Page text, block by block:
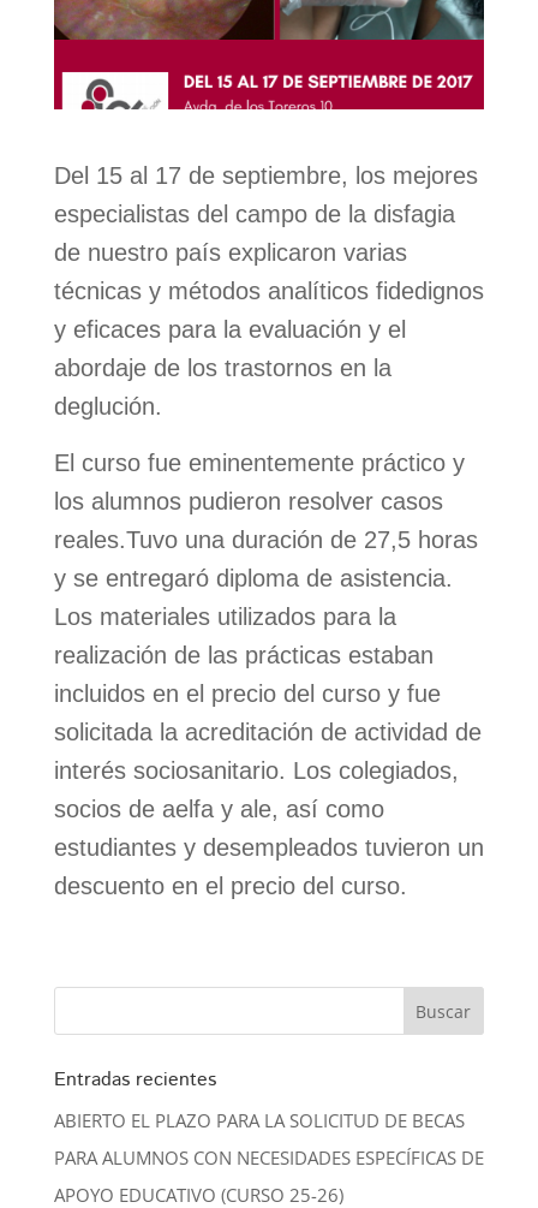
Del 15 al 17 de septiembre, los mejores
especialistas del campo de la disfagia
de nuestro país explicaron varias
técnicas y métodos analíticos fidedignos
y eficaces para la evaluación y el
abordaje de los trastornos en la
deglución.
El curso fue eminentemente práctico y
los alumnos pudieron resolver casos
reales.Tuvo una duración de 27,5 horas
y se entregaró diploma de asistencia.
Los materiales utilizados para la
realización de las prácticas estaban
incluidos en el precio del curso y fue
solicitada la acreditación de actividad de
interés sociosanitario. Los colegiados,
socios de aelfa y ale, así como
estudiantes y desempleados tuvieron un
descuento en el precio del curso.
Entradas recientes
ABIERTO EL PLAZO PARA LA SOLICITUD DE BECAS
PARA ALUMNOS CON NECESIDADES ESPECÍFICAS DE
APOYO EDUCATIVO (CURSO 25-26)